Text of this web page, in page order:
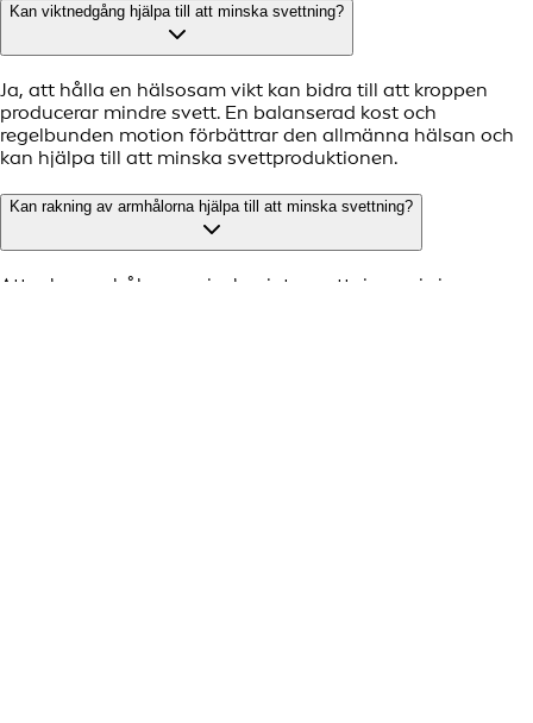
Kan viktnedgång hjälpa till att minska svettning?
Ja, att hålla en hälsosam vikt kan bidra till att kroppen
producerar mindre svett. En balanserad kost och
regelbunden motion förbättrar den allmänna hälsan och
kan hjälpa till att minska svettproduktionen.
Kan rakning av armhålorna hjälpa till att minska svettning?
Att raka armhålorna minskar inte svettningen i sig, men